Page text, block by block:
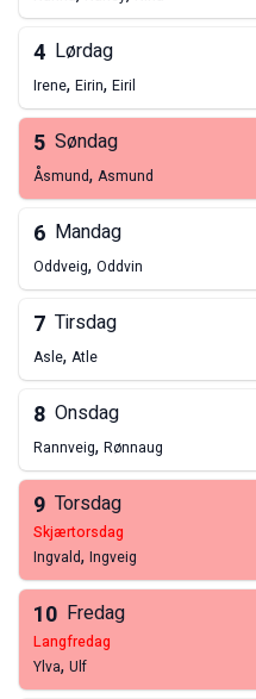
4 Lørdag
Irene, Eirin, Eiril
5 Søndag
Åsmund, Asmund
6 Mandag
Oddveig, Oddvin
7 Tirsdag
Asle, Atle
8 Onsdag
Rannveig, Rønnaug
9 Torsdag
skjærtorsdag
Ingvald, Ingveig
10 Fredag
langfredag
Ylva, Ulf